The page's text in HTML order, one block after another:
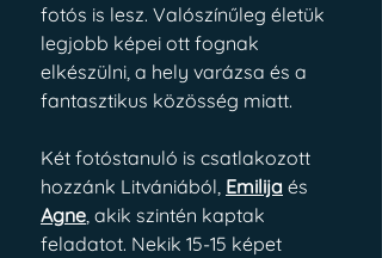
fotós is lesz. Valószínűleg életük
legjobb képei ott fognak
elkészülni, a hely varázsa és a
fantasztikus közösség miatt.
Két fotóstanuló is csatlakozott
hozzánk Litvániából, Emilija és
Agne , akik szintén kaptak
feladatot. Nekik 15-15 képet